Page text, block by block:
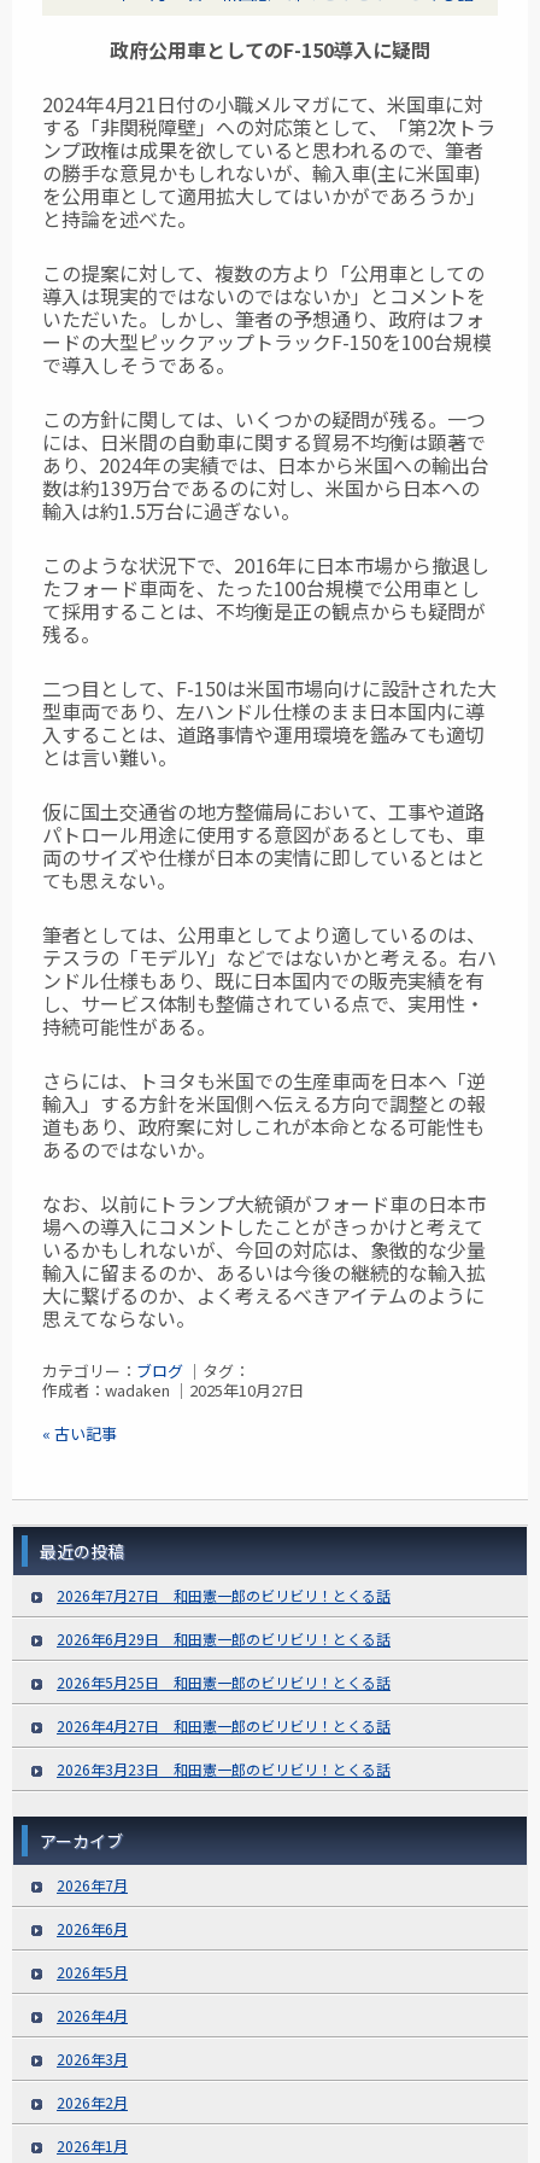
政府公用車としてのF-150導入に疑問
2024年4月21日付の小職メルマガにて、米国車に対
する「非関税障壁」への対応策として、「第2次トラ
ンプ政権は成果を欲していると思われるので、筆者
の勝手な意見かもしれないが、輸入車(主に米国車)
を公用車として適用拡大してはいかがであろうか」
と持論を述べた。
この提案に対して、複数の方より「公用車としての
導入は現実的ではないのではないか」とコメントを
いただいた。しかし、筆者の予想通り、政府はフォ
ードの大型ピックアップトラックF-150を100台規模
で導入しそうである。
この方針に関しては、いくつかの疑問が残る。一つ
には、日米間の自動車に関する貿易不均衡は顕著で
あり、2024年の実績では、日本から米国への輸出台
数は約139万台であるのに対し、米国から日本への
輸入は約1.5万台に過ぎない。
このような状況下で、2016年に日本市場から撤退し
たフォード車両を、たった100台規模で公用車とし
て採用することは、不均衡是正の観点からも疑問が
残る。
二つ目として、F-150は米国市場向けに設計された大
型車両であり、左ハンドル仕様のまま日本国内に導
入することは、道路事情や運用環境を鑑みても適切
とは言い難い。
仮に国土交通省の地方整備局において、工事や道路
パトロール用途に使用する意図があるとしても、車
両のサイズや仕様が日本の実情に即しているとはと
ても思えない。
筆者としては、公用車としてより適しているのは、
テスラの「モデルY」などではないかと考える。右ハ
ンドル仕様もあり、既に日本国内での販売実績を有
し、サービス体制も整備されている点で、実用性・
持続可能性がある。
さらには、トヨタも米国での生産車両を日本へ「逆
輸入」する方針を米国側へ伝える方向で調整との報
道もあり、政府案に対しこれが本命となる可能性も
あるのではないか。
なお、以前にトランプ大統領がフォード車の日本市
場への導入にコメントしたことがきっかけと考えて
いるかもしれないが、今回の対応は、象徴的な少量
輸入に留まるのか、あるいは今後の継続的な輸入拡
大に繋げるのか、よく考えるべきアイテムのように
思えてならない。
カテゴリー： ブログ ｜タグ：
作成者：wadaken ｜2025年10月27日
« 古い記事
最近の投稿
2026年7月27日 和田憲一郎のビリビリ！とくる話
2026年6月29日 和田憲一郎のビリビリ！とくる話
2026年5月25日 和田憲一郎のビリビリ！とくる話
2026年4月27日 和田憲一郎のビリビリ！とくる話
2026年3月23日 和田憲一郎のビリビリ！とくる話
アーカイブ
2026年7月
2026年6月
2026年5月
2026年4月
2026年3月
2026年2月
2026年1月